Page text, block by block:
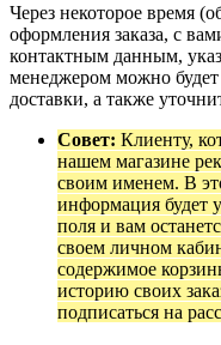
Через некоторое время
оформления заказа, с
контактным данным,
менеджером можно будет
доставки, а также
Совет: Клиенту,
нашем магазине
своим именем. В
информация будет
поля и вам
своем личном
содержимое
историю своих
подписаться на